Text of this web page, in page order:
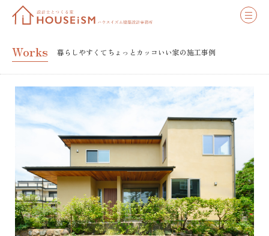
Works 暮らしやすくてちょっとカッコいい家の施工事例